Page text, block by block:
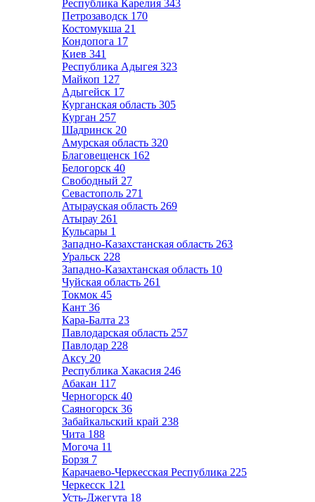
Республика Карелия 343
Петрозаводск 170
Костомукша 21
Кондопога 17
Киев 341
Республика Адыгея 323
Майкоп 127
Адыгейск 17
Курганская область 305
Курган 257
Шадринск 20
Амурская область 320
Благовещенск 162
Белогорск 40
Свободный 27
Севастополь 271
Атырауская область 269
Атырау 261
Кульсары 1
Западно-Казахстанская область 263
Уральск 228
Западно-Казахтанская область 10
Чуйская область 261
Токмок 45
Кант 36
Кара-Балта 23
Павлодарская область 257
Павлодар 228
Аксу 20
Республика Хакасия 246
Абакан 117
Черногорск 40
Саяногорск 36
Забайкальский край 238
Чита 188
Могоча 11
Борзя 7
Карачаево-Черкесская Республика 225
Черкесск 121
Усть-Джегута 18